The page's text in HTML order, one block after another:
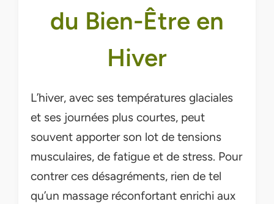
du Bien-Être en
Hiver
L’hiver, avec ses températures glaciales
et ses journées plus courtes, peut
souvent apporter son lot de tensions
musculaires, de fatigue et de stress. Pour
contrer ces désagréments, rien de tel
qu’un massage réconfortant enrichi aux